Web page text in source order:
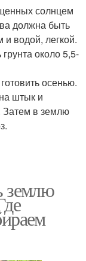
солнцем
должна быть
водой, легкой.
около 5,5-
осенью.
штык и
Затем в землю
землю